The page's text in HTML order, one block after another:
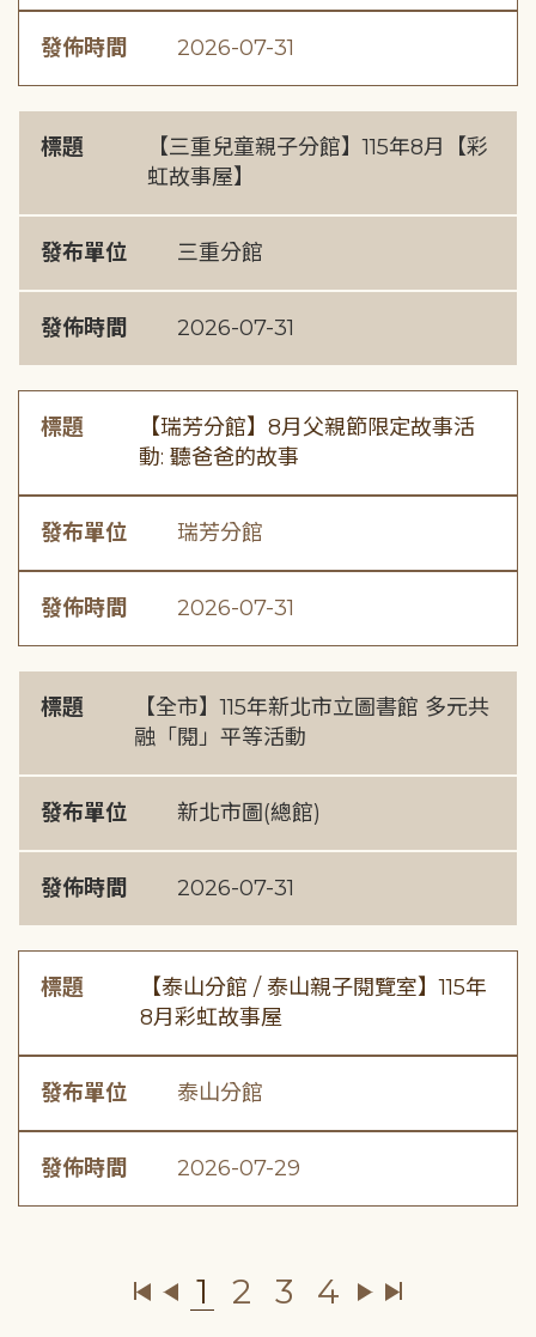
發佈時間 2026-07-31
標題
【三重兒童親子分館】115年8月【彩
虹故事屋】
發布單位 三重分館
發佈時間 2026-07-31
標題
【瑞芳分館】8月父親節限定故事活
動: 聽爸爸的故事
發布單位 瑞芳分館
發佈時間 2026-07-31
標題
【全市】115年新北市立圖書館 多元共
融「閱」平等活動
發布單位 新北市圖(總館)
發佈時間 2026-07-31
標題
【泰山分館 / 泰山親子閱覽室】115年
8月彩虹故事屋
發布單位 泰山分館
發佈時間 2026-07-29
1 2 3 4